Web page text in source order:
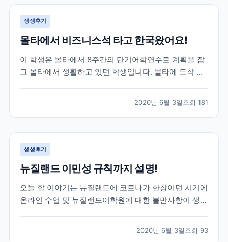
식이...
생생후기
몰타에서 비즈니스석 타고 한국왔어요!
이 학생은 몰타에서 8주간의 단기어학연수로 계획을 잡
고 몰타에서 생활하고 있던 학생입니다. 몰타에 도착 후
코로나로 인한 공항 폐쇄 등의 소식등을 전하게 되었는
데요! 이 학생은 학업을 잠시 멈추고 한국으로 돌아오기
로...
2020년 6월 3일조회 181
생생후기
뉴질랜드 이민성 규칙까지 설명!
오늘 할 이야기는 뉴질랜드에 코로나가 한창이던 시기에
온라인 수업 및 뉴질랜드어학원에 대한 불만사항이 생겼
다. 이 학생은 뉴질랜드어학연수 6개월을 계획하고 떠난
2020년 6월 3일조회 93